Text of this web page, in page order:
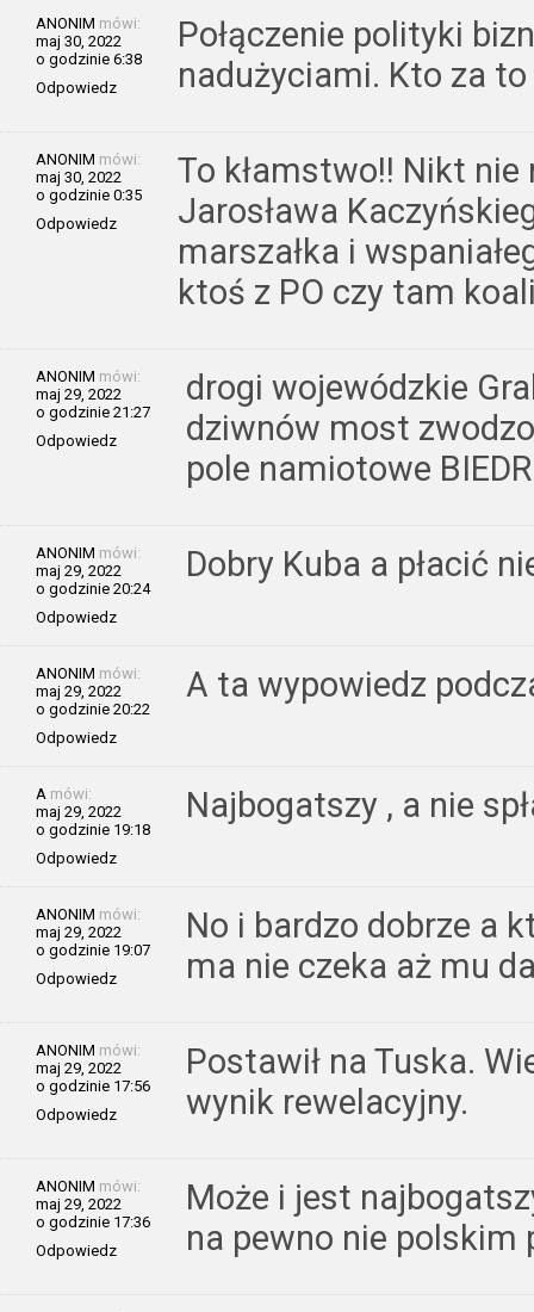
ANONIM mówi:
maj 30, 2022
o godzinie 6:38
Odpowiedz
Połączenie polityki
nadużyciami. Kto za to
ANONIM mówi:
maj 30, 2022
o godzinie 0:35
Odpowiedz
To kłamstwo!! Nikt
Jarosława
marszałka i
ktoś z PO czy tam
ANONIM mówi:
maj 29, 2022
o godzinie 21:27
Odpowiedz
drogi wojewódzkie
dziwnów most
pole namiotowe
ANONIM mówi:
maj 29, 2022
o godzinie 20:24
Odpowiedz
Dobry Kuba a płacić
ANONIM mówi:
maj 29, 2022
o godzinie 20:22
Odpowiedz
A ta wypowiedz
A mówi:
maj 29, 2022
o godzinie 19:18
Odpowiedz
Najbogatszy , a nie
ANONIM mówi:
maj 29, 2022
o godzinie 19:07
Odpowiedz
No i bardzo dobrze a
ma nie czeka aż mu
ANONIM mówi:
maj 29, 2022
o godzinie 17:56
Odpowiedz
Postawił na Tuska.
wynik rewelacyjny.
ANONIM mówi:
maj 29, 2022
o godzinie 17:36
Odpowiedz
Może i jest
na pewno nie polskim